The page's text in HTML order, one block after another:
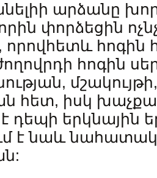
արձանը
փորձեցին
հոգին
հոգին
հետ, իսկ
երկնային
է նաև